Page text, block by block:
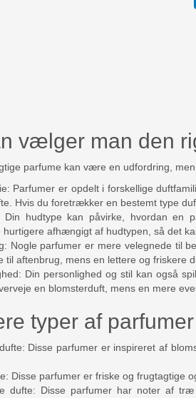
vælger man den
parfume kan være en udfordring,
Parfumer er opdelt i forskellige
Hvis du foretrækker en bestemt type
Din hudtype kan påvirke, hvordan en
hurtigere afhængigt af hudtypen, så det
Nogle parfumer er mere velegnede til
til aftenbrug, mens en lettere og friskere
Din personlighed og stil kan også
en blomsterduft, mens en mere
typer af
Disse parfumer er inspireret af
Disse parfumer er friske og frugtagtige
dufte: Disse parfumer har noter af